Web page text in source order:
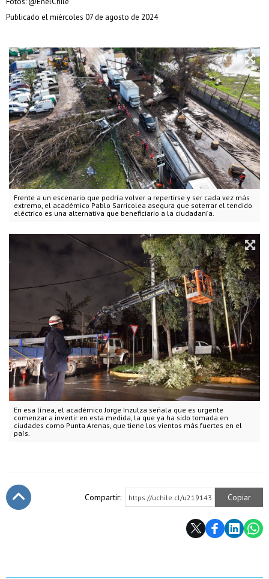
Frente a un escenario que podría volver a repertirse y ser cada vez más
extremo, el académico Pablo Sarricolea asegura que soterrar el tendido
eléctrico es una alternativa que beneficiario a la ciudadanía.
En esa línea, el académico Jorge Inzulza señala que es urgente
comenzar a invertir en esta medida, la que ya ha sido tomada en
ciudades como Punta Arenas, que tiene los vientos más fuertes en el
país.
Publicado el miércoles 07 de agosto de 2024
Compartir: https://uchile.cl/u219143 Copiar